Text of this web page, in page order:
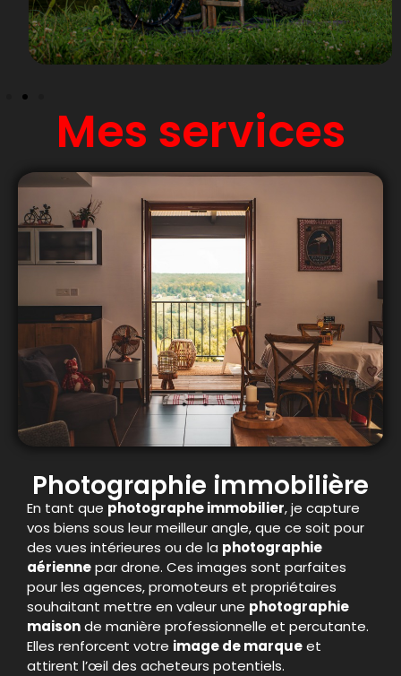
Mes services
Photographie immobilière
En tant que photographe immobilier, je capture
vos biens sous leur meilleur angle, que ce soit pour
des vues intérieures ou de la photographie
aériennepar drone. Ces images sont parfaites
pour les agences, promoteurs et propriétaires
souhaitant mettre en valeur une photographie
maisonde manière professionnelle et percutante.
Elles renforcent votre image de marqueet
attirent l’œil des acheteurs potentiels.